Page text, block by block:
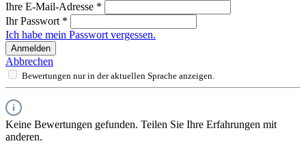
Ihre E-Mail-Adresse *
Ihr Passwort *
Ich habe mein Passwort vergessen.
Anmelden
Abbrechen
Bewertungen nur in der aktuellen Sprache anzeigen.
Keine Bewertungen gefunden. Teilen Sie Ihre Erfahrungen mit
anderen.